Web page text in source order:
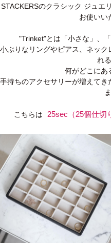
STACKERSのクラシック ジュエ
お使いい
"Trinket"とは「小さな」、
小ぶりなリングやピアス、ネッ
れ
何がどこにあ
手持ちのアクセサリーが増えて
こちらは 25sec（25個仕切